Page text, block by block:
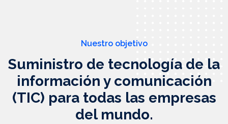
Nuestro objetivo
Suministro de tecnología de la
información ycomunicación
(TIC) para todas las empresas
del mundo.